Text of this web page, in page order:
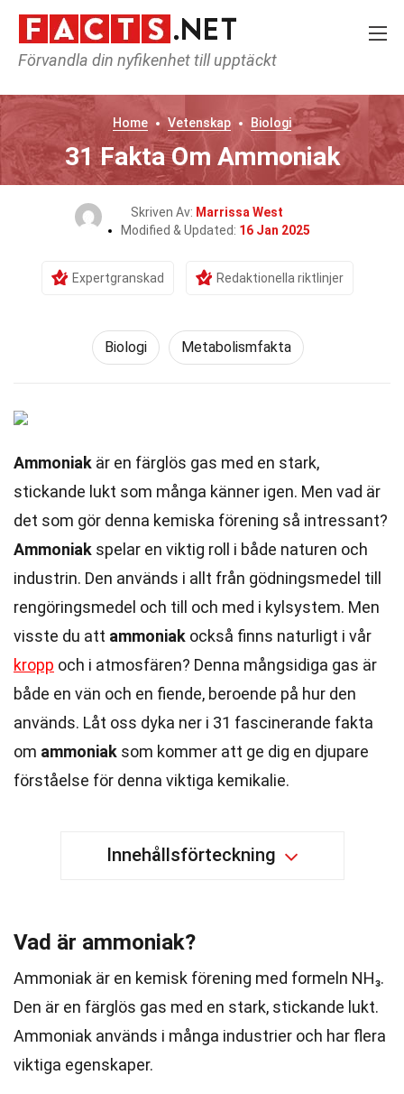
Förvandla din nyfikenhet till upptäckt
Home Vetenskap Biologi
31 Fakta Om Ammoniak
Skriven Av: Marrissa West
Modified & Updated: 16 Jan 2025
Expertgranskad Redaktionella riktlinjer
Biologi Metabolismfakta
Ammoniak är en färglös gas med en stark,
stickande lukt som många känner igen. Men vad är
det som gör denna kemiska förening så intressant?
Ammoniak spelar en viktig roll i både naturen och
industrin. Den används i allt från gödningsmedel till
rengöringsmedel och till och med i kylsystem. Men
visste du att ammoniak också finns naturligt i vår
kropp och i atmosfären? Denna mångsidiga gas är
både en vän och en fiende, beroende på hur den
används. Låt oss dyka ner i 31 fascinerande fakta
om ammoniak som kommer att ge dig en djupare
förståelse för denna viktiga kemikalie.
Innehållsförteckning
Vad är ammoniak?
Ammoniak är en kemisk förening med formeln NH₃.
Den är en färglös gas med en stark, stickande lukt.
Ammoniak används i många industrier och har flera
viktiga egenskaper.